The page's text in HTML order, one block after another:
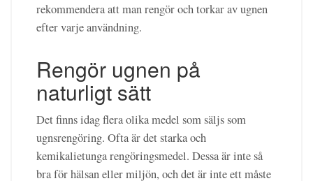
rekommendera att man rengör och torkar av ugnen
efter varje användning.
Rengör ugnen på
naturligt sätt
Det finns idag flera olika medel som säljs som
ugnsrengöring. Ofta är det starka och
kemikalietunga rengöringsmedel. Dessa är inte så
bra för hälsan eller miljön, och det är inte ett måste